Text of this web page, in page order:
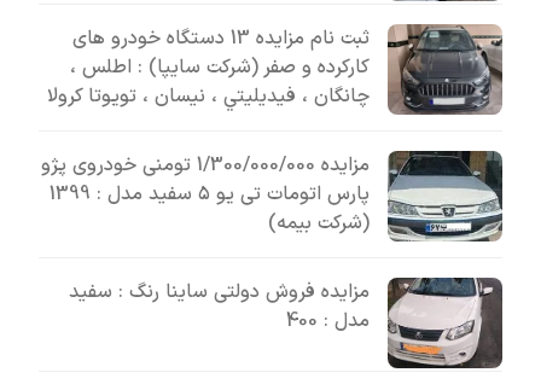
ثبت نام مزایده 13 دستگاه خودرو های
کارکرده و صفر (شرکت سایپا) : اطلس ،
چانگان ، فيديليتي ، نیسان ، تویوتا کرولا
مزایده 1/300/000/000 تومنی خودروی پژو
پارس اتومات تی یو ۵ سفید مدل : 1399
(شرکت بیمه)
مزایده فروش دولتی ساینا رنگ : سفید
مدل : 400